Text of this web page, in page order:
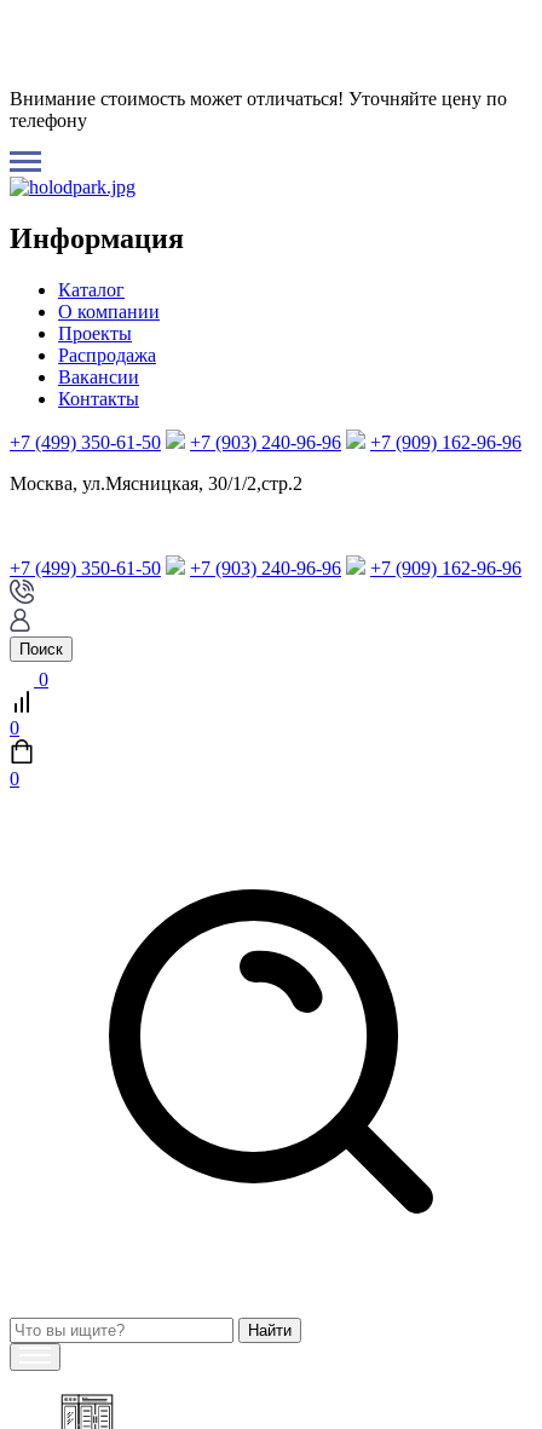
Внимание стоимость может отличаться! Уточняйте цену по
телефону
Информация
Каталог
О компании
Проекты
Распродажа
Вакансии
Контакты
+7 (499) 350-61-50 +7 (903) 240-96-96
+7 (909) 162-96-96
Москва, ул.Мясницкая, 30/1/2,стр.2
+7 (499) 350-61-50 +7 (903) 240-96-96 +7 (909) 162-96-96
Поиск
0
0
0